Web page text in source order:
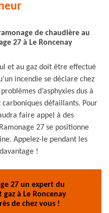
de chaudière au
27 à Le Roncenay
et au gaz doit être effectué
incendie se déclare chez
d’asphyxies dus à
carboniques défaillants. Pour
faire appel à des
27 se positionne
Appelez-le pendant les
!
27 un expert du
à Le Roncenay
de chez vous !